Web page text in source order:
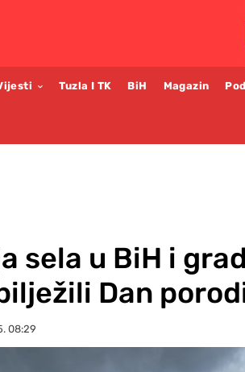
Tuzla I TK BiH Magazin
sela u BiH i
Dan
08:29